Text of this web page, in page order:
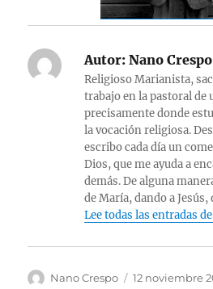
Autor: Nano Crespo
Religioso Marianista,
trabajo en la pastoral de
precisamente donde
la vocación religiosa.
escribo cada día un
Dios, que me ayuda a
demás. De alguna
de María, dando a Jesús,
Lee todas las entradas
Autor
Nano Crespo
Publicado
12 noviembre